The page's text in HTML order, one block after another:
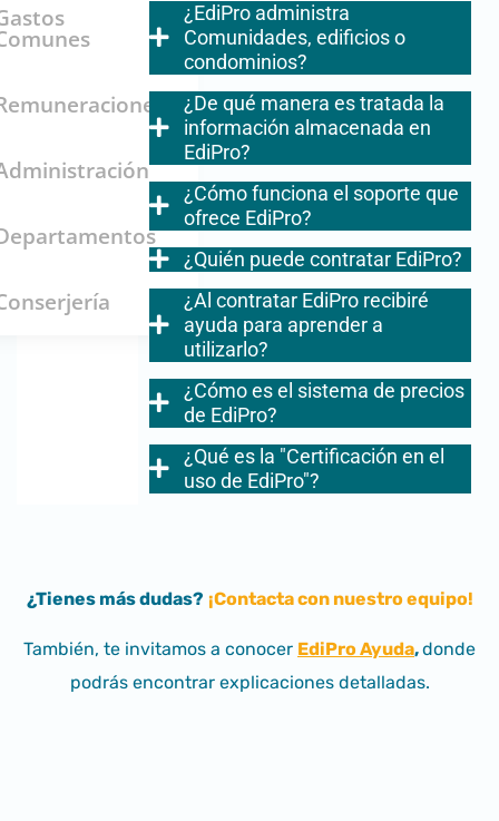
¿EdiPro administra
Comunidades, edificios o
condominios?
¿De qué manera es tratada la
información almacenada en
EdiPro?
¿Cómo funciona el soporte que
ofrece EdiPro?
¿Quién puede contratar EdiPro?
¿Al contratar EdiPro recibiré
ayuda para aprender a
utilizarlo?
¿Cómo es el sistema de precios
de EdiPro?
¿Qué es la "Certificación en el
uso de EdiPro"?
¿Tienes más dudas? ¡Contacta con nuestro equipo!
También, te invitamos a conocer EdiPro Ayuda,donde
podrás encontrar explicaciones detalladas.